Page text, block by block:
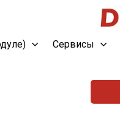
Сервисы